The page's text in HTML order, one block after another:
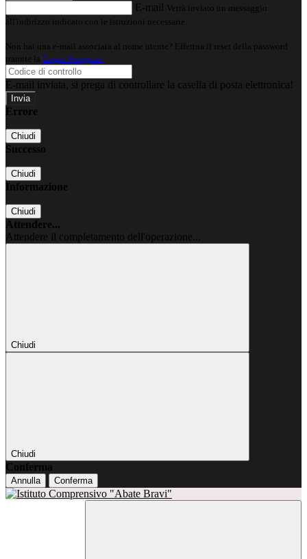
E-mail Verrà inviato un messaggio
all'indirizzo indicato con le istruzioni necessarie.
Non hai una e-mail associata al nome utente? Effettua il reset della password
tramite la Login Spaggiari
E-mail inviata, si prega di controllare la casella di posta elettronica!
Errore
Chiudi
Successo
Chiudi
Informazione
Chiudi
Attendere...
Attendere il completamento dell'operazione...
Chiudi
Chiudi
Conferma
Annulla Conferma